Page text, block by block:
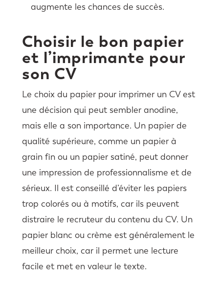
augmente les chances de succès.
Choisir le bon papier
et l’imprimante pour
son CV
Le choix du papier pour imprimer un CV est
une décision qui peut sembler anodine,
mais elle a son importance. Un papier de
qualité supérieure, comme un papier à
grain fin ou un papier satiné, peut donner
une impression de professionnalisme et de
sérieux. Il est conseillé d’éviter les papiers
trop colorés ou à motifs, car ils peuvent
distraire le recruteur du contenu du CV. Un
papier blanc ou crème est généralement le
meilleur choix, car il permet une lecture
facile et met en valeur le texte.